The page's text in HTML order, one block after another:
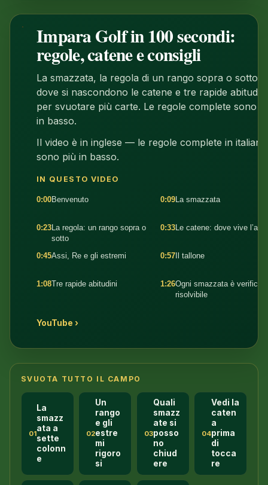
Impara Golf in 100 secondi:
regole, catene e consigli
La smazzata, la regola di un rango sopra o sotto,
dove si nascondono le catene e tre rapide abitudini
per svuotare più carte. Le regole complete sono
in basso.
Il video è in inglese — le regole complete in italiano
sono più in basso.
1:41
IN QUESTO VIDEO
0:00Benvenuto 0:09 La smazzata
0:23 La regola: un rango sopra o
sotto
0:33 Le catene: dove vive
0:45Assi, Re e gli estremi 0:57Il tallone
1:08Tre rapide abitudini 1:26Ogni smazzata è
risolvibile
YouTube ›
SVUOTA TUTTO IL CAMPO
01
La
smazz
ata a
sette
colonn
e
02
Un
rango
e gli
estre
mi
rigoro
si
03
Quali
smazz
ate si
posso
no
chiud
ere
04
Vedi la
caten
a
prima
di
tocca
re